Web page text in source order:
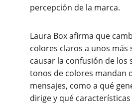
percepción de la marca.
Laura Box afirma que
colores claros a unos más
causar la confusión de los
tonos de colores mandan
mensajes, como a qué
dirige y qué